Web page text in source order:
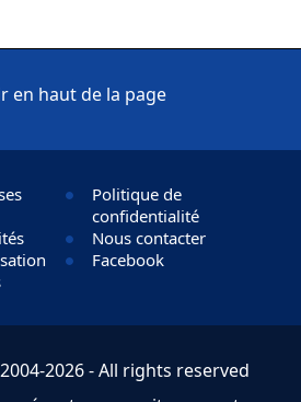
en haut de la page
Politique de
confidentialité
Nous contacter
Facebook
2026 - All rights reserved